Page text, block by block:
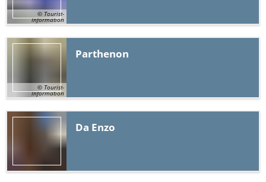
© Tourist-
Information
© Tourist-
Information
Parthenon
Da Enzo